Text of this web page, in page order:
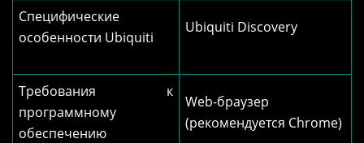
Специфические
особенности Ubiquiti
Ubiquiti Discovery
Требования к
программному
обеспечению
Web-браузер
(рекомендуется Chrome)